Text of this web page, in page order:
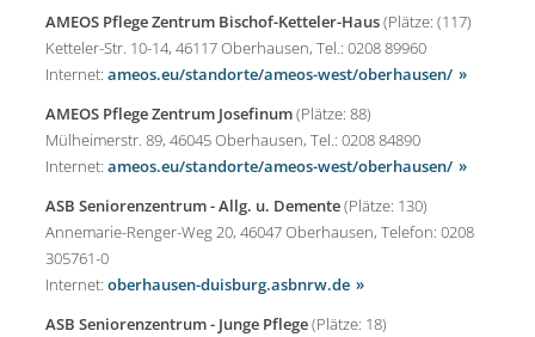
AMEOS Pflege Zentrum Bischof-Ketteler-Haus(Plätze: (117)
Ketteler-Str. 10-14, 46117 Oberhausen, Tel.: 0208 89960
Internet: ameos.eu/standorte/ameos-west/oberhausen/
AMEOS Pflege Zentrum Josefinum(Plätze: 88)
Mülheimerstr. 89, 46045 Oberhausen, Tel.: 0208 84890
Internet: ameos.eu/standorte/ameos-west/oberhausen/
ASB Seniorenzentrum - Allg. u. Demente(Plätze: 130)
Annemarie-Renger-Weg 20, 46047 Oberhausen, Telefon: 0208
305761-0
Internet: oberhausen-duisburg.asbnrw.de
ASB Seniorenzentrum - Junge Pflege(Plätze: 18)